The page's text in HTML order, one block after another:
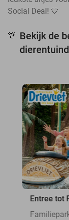
Social Deal! 💙
🦒 Bekijk de
Entree tot